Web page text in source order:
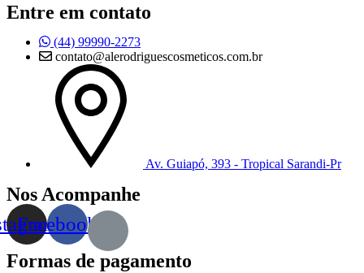
Entre em contato
(44) 99990-2273
contato@alerodriguescosmeticos.com.br
Av. Guiapó, 393 - Tropical Sarandi-Pr
Nos Acompanhe
Facebook
Formas de pagamento